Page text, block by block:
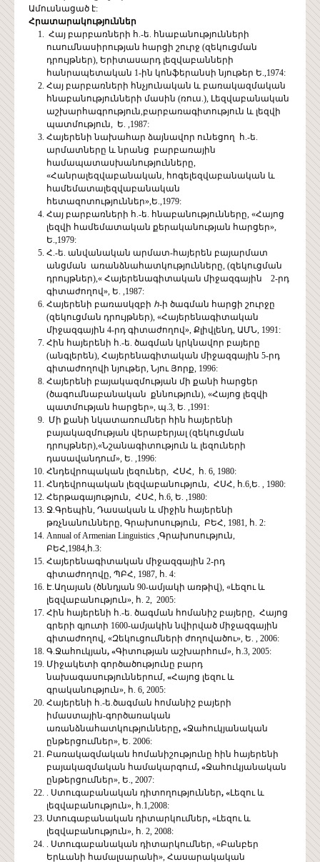
Ամուսնացած է:
Հրատարակություններ
Հայ բարբառների հ.-ե. հնաբանությունների
ուսումնասիրության հարցի շուրջ (զեկուցման
դրույթներ), Երիտասարդ լեզվաբանների
հանրապետական 1-ին կոնֆերանսի նյութեր Ե.,1974:
Հայ բարբառների հնչյունական և բառակազմական
հնաբանությունների մասին (ռուս.), Լեզվաբանական
աշխարհագրություն,բարբառագիտություն և լեզվի
պատմություն, Ե. ,1987:
Հայերենի նախահար ձայնավոր ունեցող հ.-ե.
արմատները և նրանց բարբառային
համապատասխանությունները,
«Հանրալեզվաբանական, հոգելեզվաբանական և
համեմատալեզվաբանական
հետազոտություններ»,Ե.,1979:
Հայ բարբառների հ.-ե. հնաբանությունները, «Հայոց
լեզվի համեմատական քերականության հարցեր»,
Ե.,1979:
Հ.-ե. անվանական արմատ-հայերեն բայարմատ
անցման առանձնահատկությունները, (զեկուցման
դրույթներ),« Հայերենագիտական միջազգային 2-րդ
գիտաժողով», Ե. ,1987:
Հայերենի բառասկզբի հ-ի ծագման հարցի շուրջը
(զեկուցման դրույթներ), «Հայերենագիտական
միջազգային 4-րդ գիտաժողով», Քլիվլենդ, ԱՄՆ, 1991:
Հին հայերենի հ.-ե. ծագման կրկնավոր բայերը
(անգլերեն), Հայերենագիտական միջազգային 5-րդ
գիտաժողովի նյութեր, Նյու Յորք, 1996:
Հայերենի բայակազմության մի քանի հարցեր
(ծագումնաբանական քննություն), «Հայոց լեզվի
պատմության հարցեր», պ.3, Ե. ,1991:
Մի քանի նկատառումներ հին հայերենի
բայակազմության վերաբերյալ (զեկուցման
դրույթներ),«Նշանագիտություն և լեզուների
դասավանդում», Ե. ,1996:
Հնդեվրոպական լեզուներ, ՀՍՀ, հ. 6, 1980:
Հնդեվրոպական լեզվաբանություն, ՀՍՀ, հ.6,Ե. , 1980:
Հերթագայություն, ՀՍՀ, հ.6, Ե. ,1980:
Ջ.Գրեպին, Դասական և միջին հայերենի
թռչնանունները, Գրախոսություն, ԲԵՀ, 1981, հ. 2:
Annual of Armenian Linguistics ,Գրախոսություն,
ԲԵՀ,1984,հ.3:
Հայերենագիտական միջազգային 2-րդ
գիտաժողովը, ՊԲՀ, 1987, հ. 4:
Է.Աղայան (ծննդյան 90-ամյակի առթիվ), «Լեզու և
լեզվաբանություն», հ. 2, 2005:
Հին հայերենի հ.-ե. ծագման հոմանիշ բայերը, Հայոց
գրերի գյուտի 1600-ամյակին նվիրված միջազգային
գիտաժողով, «Զեկուցումների ժողովածու», Ե. , 2006:
Գ.Ջահուկյան, «Գիտության աշխարհում», հ.3, 2005:
Միջակետի գործածությունը բարդ
նախագասություններում, «Հայոց լեզու և
գրականություն», հ. 6, 2005:
Հայերենի հ.-ե.ծագման հոմանիշ բայերի
իմաստային-գործառական
առանձնահատկությունները, «Ջահուկյանական
ընթերցումներ», Ե. 2006:
Բառակազմական հոմանիշությունը հին հայերենի
բայակազմական համակարգում, «Ջահուկյանական
ընթերցումներ», Ե., 2007:
. Ստուգաբանական դիտողություններ, «Լեզու և
լեզվաբանություն», հ.1,2008:
Ստուգաբանական դիտարկումներ, «Լեզու և
լեզվաբանություն», հ. 2, 2008:
. Ստուգաբանական դիտարկումներ, «Բանբեր
Երևանի համալսարանի», Հասարակական